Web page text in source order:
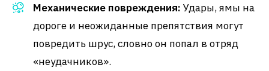
Механические повреждения: Удары, ямы на
дороге и неожиданные препятствия могут
повредить шрус, словно он попал в отряд
«неудачников».